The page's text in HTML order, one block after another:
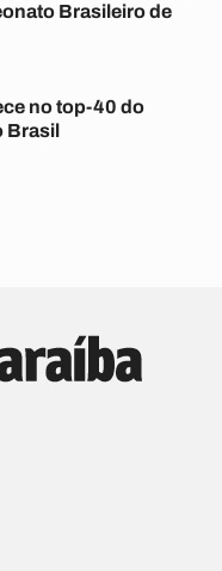
Brasileiro de
no top-40 do
Brasil